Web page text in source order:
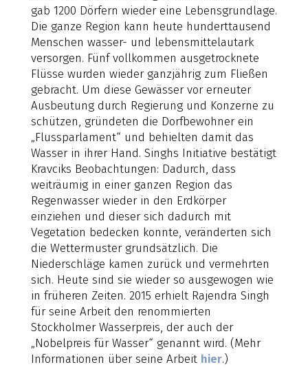
gab 1200 Dörfern wieder eine Lebensgrundlage.
Die ganze Region kann heute hunderttausend
Menschen wasser- und lebensmittelautark
versorgen. Fünf vollkommen ausgetrocknete
Flüsse wurden wieder ganzjährig zum Fließen
gebracht. Um diese Gewässer vor erneuter
Ausbeutung durch Regierung und Konzerne zu
schützen, gründeten die Dorfbewohner ein
„Flussparlament“ und behielten damit das
Wasser in ihrer Hand. Singhs Initiative bestätigt
Kravciks Beobachtungen: Dadurch, dass
weiträumig in einer ganzen Region das
Regenwasser wieder in den Erdkörper
einziehen und dieser sich dadurch mit
Vegetation bedecken konnte, veränderten sich
die Wettermuster grundsätzlich. Die
Niederschläge kamen zurück und vermehrten
sich. Heute sind sie wieder so ausgewogen wie
in früheren Zeiten. 2015 erhielt Rajendra Singh
für seine Arbeit den renommierten
Stockholmer Wasserpreis, der auch der
„Nobelpreis für Wasser“ genannt wird. (Mehr
Informationen über seine Arbeit hier.)